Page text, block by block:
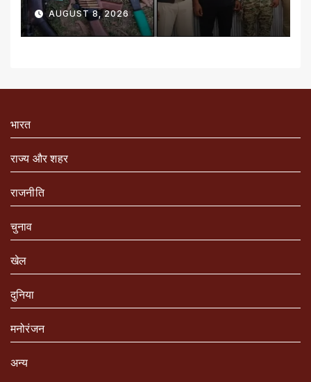
AUGUST 8, 2026
भारत
राज्य और शहर
राजनीति
चुनाव
खेल
दुनिया
मनोरंजन
अन्य